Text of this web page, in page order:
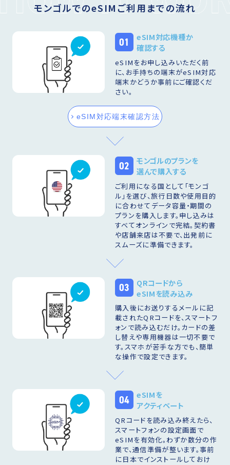
モンゴルでのeSIMご利用までの流れ
01
eSIM対応機種か
確認する
eSIMをお申し込みいただく前
に、お手持ちの端末がeSIM対応
端末かどうか事前にご確認くだ
さい。
eSIM対応端末確認方法
02
モンゴルのプランを
選んで購入する
ご利用になる国として「モンゴ
ル」を選び、旅行日数や使用目的
に合わせてデータ容量・期間の
プランを購入します。申し込みは
すべてオンラインで完結。契約書
や店舗来店は不要で、出発前に
スムーズに準備できます。
03
QRコードから
eSIMを読み込み
購入後にお送りするメールに記
載されたQRコードを、スマートフ
ォンで読み込むだけ。カードの差
し替えや専用機器は一切不要で
す。スマホが苦手な方でも、簡単
な操作で設定できます。
04
eSIMを
アクティベート
QRコードを読み込み終えたら、
スマートフォンの設定画面で
eSIMを有効化。わずか数分の作
業で、通信準備が整います。事前
に日本でインストールしておけ